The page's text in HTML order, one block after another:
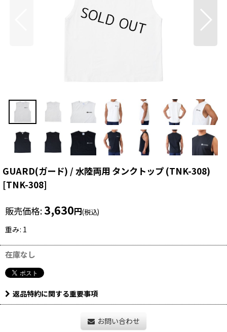
GUARD(ガード) / 水陸両用 タンクトップ (TNK-308)
[TNK-308]
販売価格:3,630円(税込)
重み: 1
在庫なし
返品特約に関する重要事項
お問い合わせ